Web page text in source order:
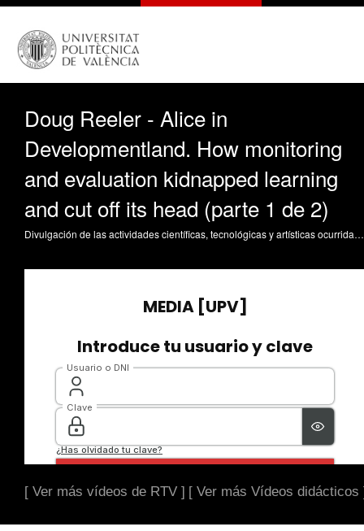
Doug Reeler - Alice in
Developmentland. How monitoring
and evaluation kidnapped learning
and cut off its head (parte 1 de 2)
Divulgación de las actividades científicas, tecnológicas y artísticas ocurridas en los tres campus de la UPV
[ Ver más vídeos de RTV ] [ Ver más Vídeos didácticos